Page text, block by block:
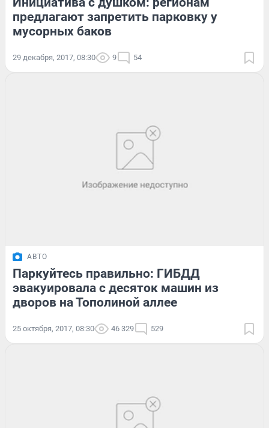
предлагают запретить парковку у
мусорных баков
29 декабря, 2017, 08:30 9 54
АВТО
Паркуйтесь правильно: ГИБДД
эвакуировала c десяток машин из
дворов на Тополиной аллее
25 октября, 2017, 08:30 46 329 529